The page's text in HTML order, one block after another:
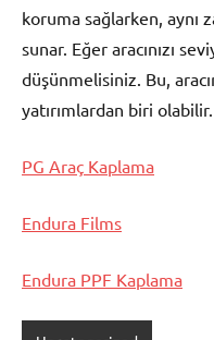
koruma sağlarken, aynı
sunar. Eğer aracınızı
düşünmelisiniz. Bu,
yatırımlardan biri olabilir.
PG Araç Kaplama
Endura Films
Endura PPF Kaplama